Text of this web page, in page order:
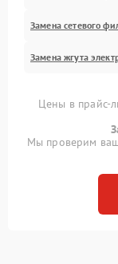
Замена сетевого
Замена жгута
Цены в прайс-
Мы проверим